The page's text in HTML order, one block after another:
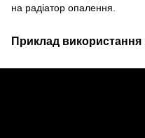
на радіатор опалення.
Приклад